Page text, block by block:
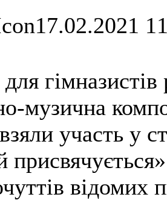
17.02.2021
музична
участь у
відомих